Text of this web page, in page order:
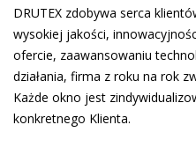
DRUTEX zdobywa serca
wysokiej jakości,
ofercie, zaawansowaniu
działania, firma z roku na rok
Każde okno jest
konkretnego Klienta.